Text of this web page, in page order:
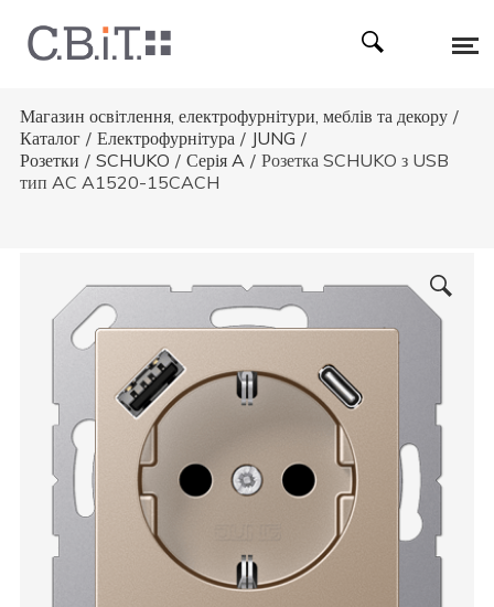
Магазин освітлення, електрофурнітури, меблів та декору /
Каталог / Електрофурнітура / JUNG /
Розетки / SCHUKO / Серія A / Розетка SCHUKO з USB
тип AC A1520-15CACH